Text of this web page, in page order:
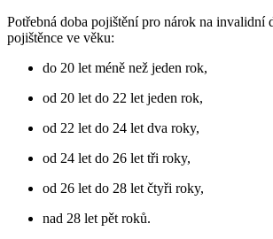
Potřebná doba pojištění pro nárok na invalidní
pojištěnce ve věku:
do 20 let méně než jeden rok,
od 20 let do 22 let jeden rok,
od 22 let do 24 let dva roky,
od 24 let do 26 let tři roky,
od 26 let do 28 let čtyři roky,
nad 28 let pět roků.